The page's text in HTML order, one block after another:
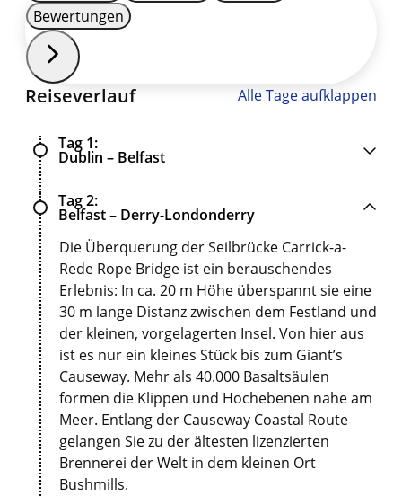
Bewertungen
Reiseverlauf Alle Tage aufklappen
Tag 1
Dublin – Belfast
Tag 2
Belfast – Derry-Londonderry
Die Überquerung der Seilbrücke Carrick-a-
Rede Rope Bridge ist ein berauschendes
Erlebnis: In ca. 20 m Höhe überspannt sie eine
30 m lange Distanz zwischen dem Festland und
der kleinen, vorgelagerten Insel. Von hier aus
ist es nur ein kleines Stück bis zum Giant’s
Causeway. Mehr als 40.000 Basaltsäulen
formen die Klippen und Hochebenen nahe am
Meer. Entlang der Causeway Coastal Route
gelangen Sie zu der ältesten lizenzierten
Brennerei der Welt in dem kleinen Ort
Bushmills.